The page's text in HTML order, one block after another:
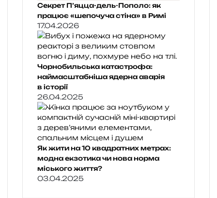
Секрет П’яцца-дель-Пополо: як
працює «шепочуча стіна» в Римі
17.04.2026
Чорнобильська катастрофа:
наймасштабніша ядерна аварія
в історії
26.04.2025
Як жити на 10 квадратних метрах:
модна екзотика чи нова норма
міського життя?
03.04.2025